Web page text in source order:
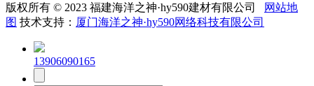
版权所有 © 2023 福建海洋之神·hy590建材有限公司
网站地
图 技术支持： 厦门海洋之神·hy590网络科技有限公司
13906090165